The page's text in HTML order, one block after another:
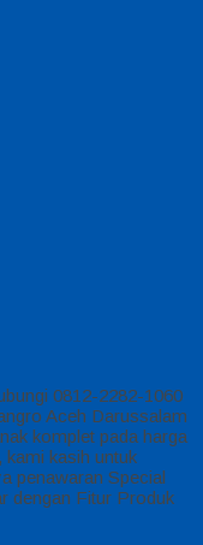
0812-2282-1060
Aceh Darussalam
komplet pada harga
kami kasih untuk
penawaran Special
dengan Fitur Produk